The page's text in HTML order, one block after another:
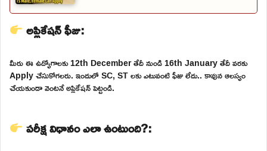
అప్లికేషన్ ఫీజు:
మీరు ఈ ఉద్యోగాలకు 12th December తేదీ నుండి 16th January తేదీ వరకు
Apply చేసుకోగలరు. ఇందులో SC, ST లకు ఎటువంటి ఫీజు లేదు.. కావున ఆలస్యం
చేయకుండా వెంటనే అప్లికేషన్ పెట్టండి.
పరీక్ష విధానం ఎలా ఉంటుంది?: